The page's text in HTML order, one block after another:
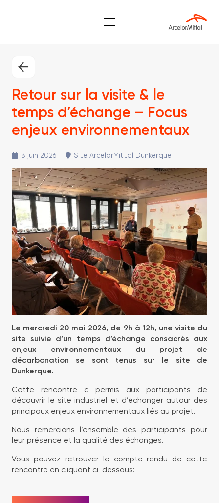
Retour sur la visite & le
temps d’échange – Focus
enjeux environnementaux
8 juin 2026 Site ArcelorMittal Dunkerque
Le mercredi 20 mai 2026, de 9h à 12h, une visite du
site suivie d’un temps d’échange consacrés aux
enjeux environnementaux du projet de
décarbonation se sont tenus sur le site de
Dunkerque.
Cette rencontre a permis aux participants de
découvrir le site industriel et d’échanger autour des
principaux enjeux environnementaux liés au projet.
Nous remercions l’ensemble des participants pour
leur présence et la qualité des échanges.
Vous pouvez retrouver le compte-rendu de cette
rencontre en cliquant ci-dessous: